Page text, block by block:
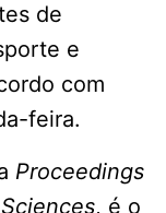
de
e
com
feira.
Proceedings
, é o